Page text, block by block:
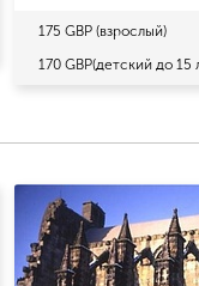
175 GBP (взрослый)
170 GBP(детский до 15